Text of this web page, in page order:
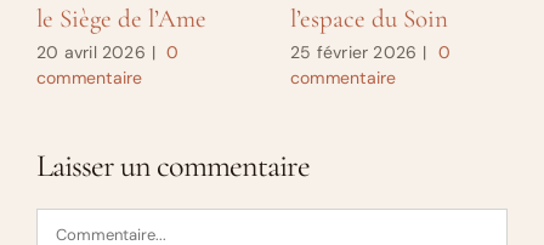
le Siège de l’Ame
20 avril 2026 | 0
commentaire
l’espace du Soin
25 février 2026 | 0
commentaire
Laisser un commentaire
Commentaire